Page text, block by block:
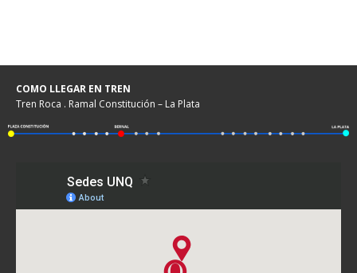
COMO LLEGAR EN TREN
Tren Roca . Ramal Constitución – La Plata